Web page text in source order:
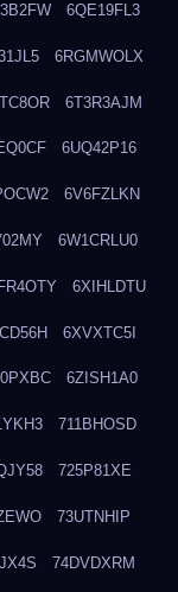
6QE19FL3
6RGMWOLX
6T3R3AJM
6UQ42P16
6V6FZLKN
6W1CRLU0
6XIHLDTU
6XVXTC5I
6ZISH1A0
711BHOSD
725P81XE
73UTNHIP
74DVDXRM